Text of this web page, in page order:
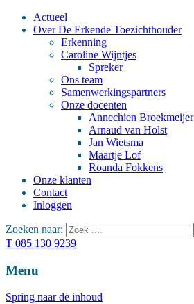
Actueel
Over De Erkende Toezichthouder
Erkenning
Caroline Wijntjes
Spreker
Ons team
Samenwerkingspartners
Onze docenten
Annechien Broekmeijer
Arnaud van Holst
Jan Wietsma
Maartje Lof
Roanda Fokkens
Onze klanten
Contact
Inloggen
Zoeken naar:
T 085 130 9239
Menu
Spring naar de inhoud